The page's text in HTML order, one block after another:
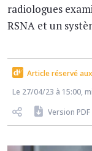
radiologues
RSNA et un
Article réservé
Le 27/04/23 à 15:00,
Version PDF